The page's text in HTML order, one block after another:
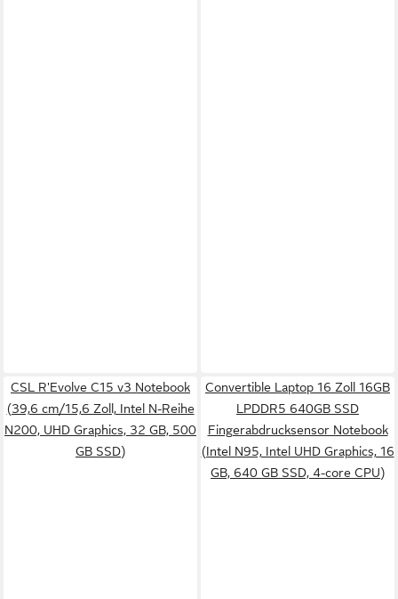
CSL R'Evolve C15 v3 Notebook
(39,6 cm/15,6 Zoll, Intel N-Reihe
N200, UHD Graphics, 32 GB, 500
GB SSD)
Convertible Laptop 16 Zoll 16GB
LPDDR5 640GB SSD
Fingerabdrucksensor Notebook
(Intel N95, Intel UHD Graphics, 16
GB, 640 GB SSD, 4-core CPU)